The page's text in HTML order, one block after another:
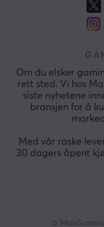
Om du elsker
rett sted. Vi hos
siste nyhetene
bransjen for å
Med vår raske
30 dagers åpent
©